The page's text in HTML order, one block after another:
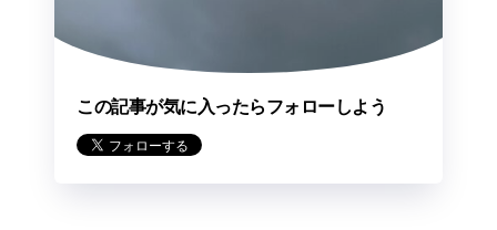
この記事が気に入ったらフォローしよう